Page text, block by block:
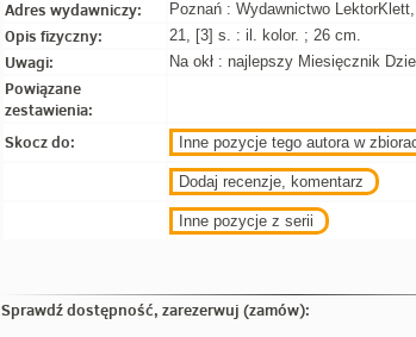
Adres wydawniczy: Poznań : Wydawnictwo
Opis fizyczny: 21, [3] s. : il. kolor. ; 26 cm.
Uwagi: Na okł : najlepszy Miesięcznik
Powiązane
zestawienia:
Skocz do:
Inne pozycje tego autora w
Dodaj recenzje, komentarz
Inne pozycje z serii
Sprawdź dostępność, zarezerwuj (zamów):